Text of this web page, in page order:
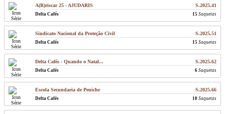
A(R)riscar 25 - AJUDARIS S.2025.41
Delta Cafés 15 Saquetas
Sindicato Nacional da Proteção Civil S.2025.51
Delta Cafés 15 Saquetas
Delta Cafés - Quando o Natal... S.2025.62
Delta Cafés 6 Saquetas
Escola Secundaria de Peniche S.2025.66
Delta Cafés 10 Saquetas